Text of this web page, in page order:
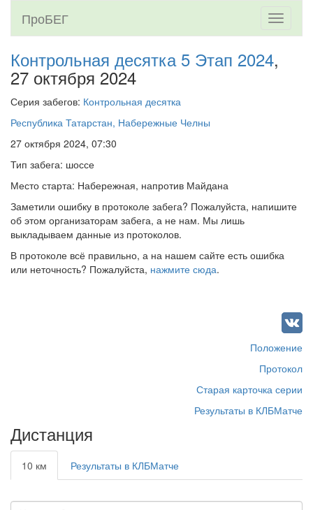
Toggle
ПроБЕГ
Контрольная десятка 5 Этап 2024,
27 октября 2024
Серия забегов: Контрольная десятка
Республика Татарстан, Набережные Челны
27 октября 2024, 07:30
Тип забега: шоссе
Место старта: Набережная, напротив Майдана
Заметили ошибку в протоколе забега? Пожалуйста, напишите
об этом организаторам забега, а не нам. Мы лишь
выкладываем данные из протоколов.
В протоколе всё правильно, а на нашем сайте есть ошибка
или неточность? Пожалуйста, нажмите сюда.
Положение
Протокол
Старая карточка серии
Результаты в КЛБМатче
Дистанция
10 км Результаты в КЛБМатче